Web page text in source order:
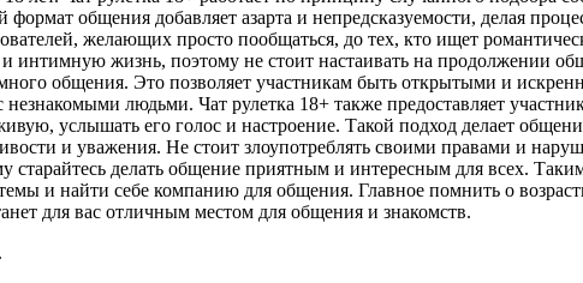
общения добавляет азарта и непредсказуемости, делая
желающих просто пообщаться, до тех, кто ищет
жизнь, поэтому не стоит настаивать на продолжении
общения. Это позволяет участникам быть открытыми и
людьми. Чат рулетка 18+ также предоставляет
услышать его голос и настроение. Такой подход делает
и уважения. Не стоит злоупотреблять своими правами и
делать общение приятным и интересным для всех.
и найти себе компанию для общения. Главное помнить о
для вас отличным местом для общения и знакомств.
.